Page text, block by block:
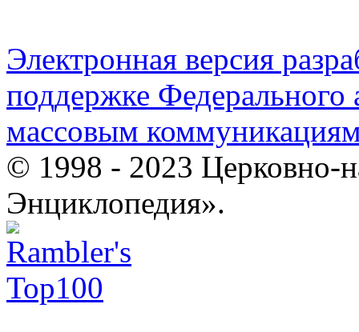
Электронная версия
поддержке Федерального
массовым
© 1998 - 2023 Церковно-
Энциклопедия».